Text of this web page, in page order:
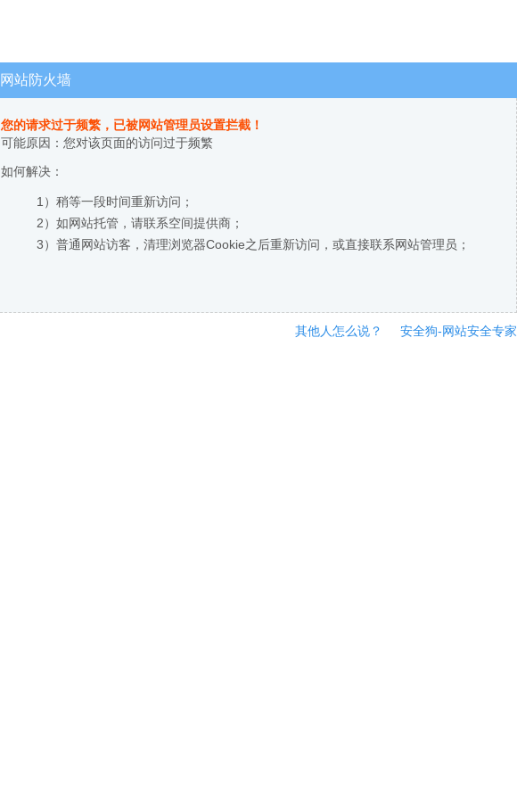
网站防火墙
您的请求过于频繁，已被网站管理员设置拦截！
可能原因：您对该页面的访问过于频繁
如何解决：
1）稍等一段时间重新访问；
2）如网站托管，请联系空间提供商；
3）普通网站访客，清理浏览器Cookie之后重新访问，或直接联系网站管理员；
其他人怎么说？ 安全狗-网站安全专家